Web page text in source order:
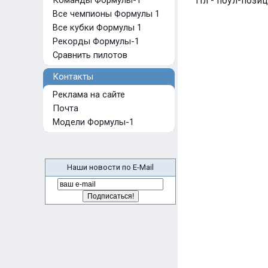
Все чемпионы Формулы 1
Все кубки Формулы 1
Рекорды Формулы-1
Сравнить пилотов
Контакты
Реклама на сайте
Почта
Модели Формулы-1
Наши новости по E-Mail